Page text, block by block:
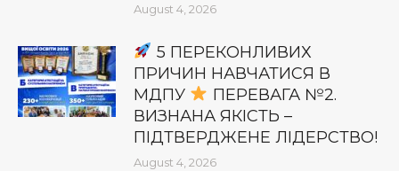
August 4, 2026
5 ПЕРЕКОНЛИВИХ
ПРИЧИН НАВЧАТИСЯ В
МДПУ
ПЕРЕВАГА №2.
ВИЗНАНА ЯКІСТЬ –
ПІДТВЕРДЖЕНЕ ЛІДЕРСТВО!
August 4, 2026